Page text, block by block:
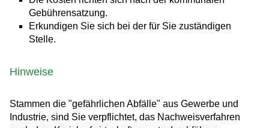
Gebührensatzung.
Erkundigen Sie sich bei der für Sie zuständigen
Stelle.
Hinweise
Stammen die "gefährlichen Abfälle" aus Gewerbe und
Industrie, sind Sie verpflichtet, das Nachweisverfahren